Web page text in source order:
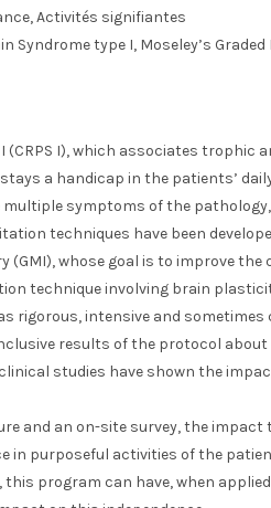
Activités signifiantes
Syndrome type I, Moseley’s
(CRPS I), which associates trophic
a handicap in the patients’
symptoms of the
techniques have been
(GMI), whose goal is to improve the
technique involving brain
rigorous, intensive and
results of the protocol about
studies have shown the
and an on-site survey, the impact
in purposeful activities of the
program can have, when